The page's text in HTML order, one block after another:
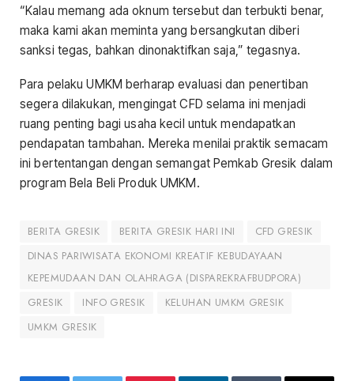
“Kalau memang ada oknum tersebut dan terbukti benar,
maka kami akan meminta yang bersangkutan diberi
sanksi tegas, bahkan dinonaktifkan saja,” tegasnya.
Para pelaku UMKM berharap evaluasi dan penertiban
segera dilakukan, mengingat CFD selama ini menjadi
ruang penting bagi usaha kecil untuk mendapatkan
pendapatan tambahan. Mereka menilai praktik semacam
ini bertentangan dengan semangat Pemkab Gresik dalam
program Bela Beli Produk UMKM.
BERITA GRESIK BERITA GRESIK HARI INI
CFD GRESIK
DINAS PARIWISATA EKONOMI KREATIF KEBUDAYAAN
KEPEMUDAAN DAN OLAHRAGA (DISPAREKRAFBUDPORA)
GRESIK
INFO GRESIK
KELUHAN UMKM GRESIK
UMKM GRESIK